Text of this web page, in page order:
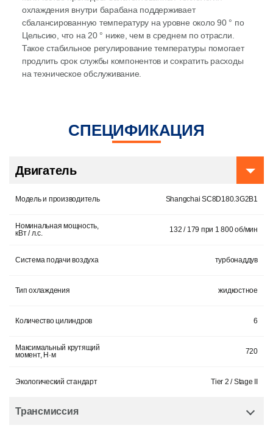
охлаждения внутри барабана поддерживает
сбалансированную температуру на уровне около 90 ° по
Цельсию, что на 20 ° ниже, чем в среднем по отрасли.
Такое стабильное регулирование температуры помогает
продлить срок службы компонентов и сократить расходы
на техническое обслуживание.
СПЕЦИФИКАЦИЯ
Двигатель
Модель и производитель Shangchai SC8D180.3G2B1
Номинальная мощность,
кВт / л.с.
132 / 179 при 1 800 об/мин
Система подачи воздуха турбонаддув
Тип охлаждения жидкостное
Количество цилиндров 6
Максимальный крутящий
момент, Н·м
720
Экологический стандарт Tier 2 / Stage II
Трансмиссия